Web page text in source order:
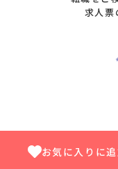
お気に入りに
求人票